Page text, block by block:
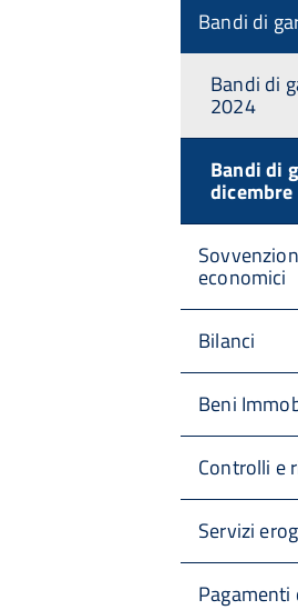
Bandi di
Bandi di
2024
Bandi di
dicembre
economici
Bilanci
Beni
Controlli e
Servizi